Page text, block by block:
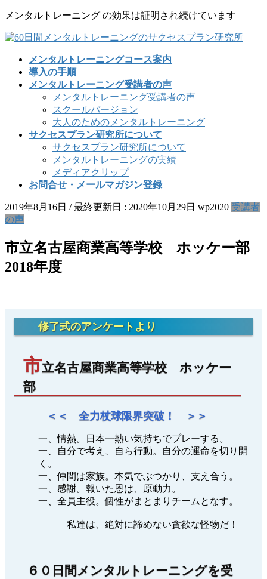
コ
テ
ナ
ゲ
メンタルトレーニング の効果は証明され続けています
メンタルトレーニングコース案内
導入の手順
メンタルトレーニング受講者の声
メンタルトレーニング受講者の声
スクールバージョン
大人のためのメンタルトレーニング
サクセスプラン研究所について
サクセスプラン研究所について
メンタルトレーニングの実績
メディアクリップ
お問合せ・メールマガジン登録
2019年8月16日 / 最終更新日 : 2020年10月29日 wp2020 受講者
の声
市立名古屋商業高等学校 ホッケー部
2018年度
修了式のアンケートより
市立名古屋商業高等学校 ホッケー
部
＜＜ 全力杖球限界突破！ ＞＞
一、情熱。日本一熱い気持ちでプレーする。
一、自分で考え、自ら行動。自分の運命を切り開
く。
一、仲間は家族。本気でぶつかり、支え合う。
一、感謝。報いた恩は、原動力。
一、全員主役。個性がまとまりチームとなす。
私達は、絶対に諦めない貪欲な怪物だ！
６０日間メンタルトレーニングを受